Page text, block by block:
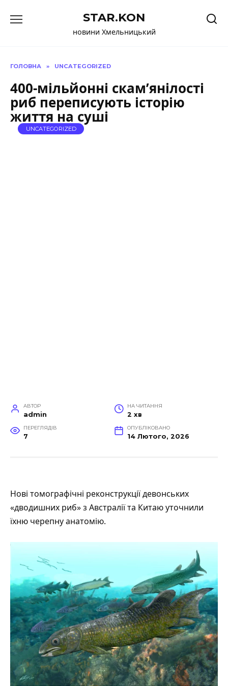
до
STAR.KON
новини Хмельницький
ГОЛОВНА » UNCATEGORIZED
400-мільйонні скам’янілості
риб переписують історію
життя на суші
UNCATEGORIZED
АВТОР
admin
НА ЧИТАННЯ
2 хв
ПЕРЕГЛЯДІВ
7
ОПУБЛІКОВАНО
14 Лютого, 2026
Нові томографічні реконструкції девонських
«дводишних риб» з Австралії та Китаюуточнили
їхню черепну анатомію.